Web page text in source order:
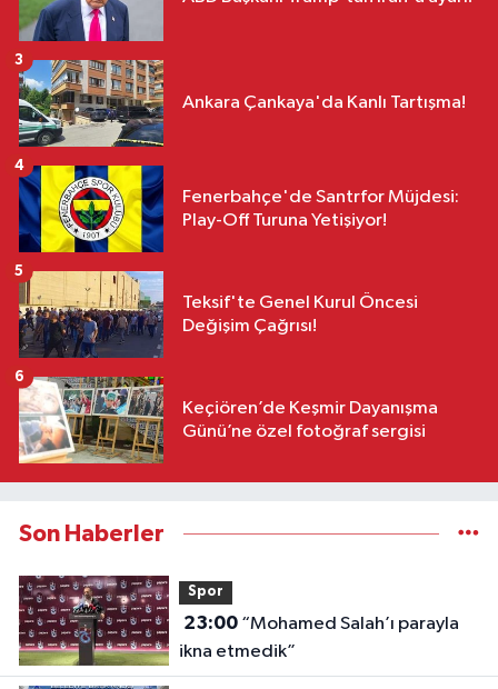
Ankara Çankaya'da Kanlı Tartışma!
3
Fenerbahçe'de Santrfor Müjdesi:
Play-Off Turuna Yetişiyor!
4
Teksif'te Genel Kurul Öncesi
Değişim Çağrısı!
5
Keçiören’de Keşmir Dayanışma
Günü’ne özel fotoğraf sergisi
6
Son Haberler
Spor
23:00“Mohamed Salah’ı parayla
ikna etmedik”